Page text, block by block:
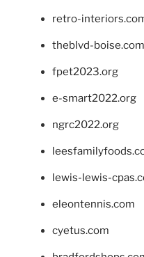
retro-
theblvd-boise.com
fpet2023.org
e-smart2022.org
ngrc2022.org
lewis-lewis-
eleontennis.com
cyetus.com